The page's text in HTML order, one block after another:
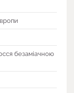
безаміачною